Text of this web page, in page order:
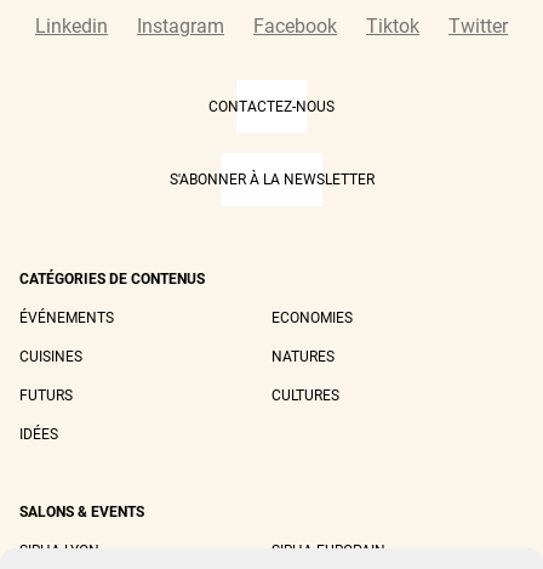
Linkedin
Instagram Facebook Tiktok Twitter
CONTACTEZ-NOUS
S'ABONNER À LA NEWSLETTER
CATÉGORIES DE CONTENUS
ÉVÉNEMENTS ECONOMIES
CUISINES NATURES
FUTURS CULTURES
IDÉES
SALONS & EVENTS
SIRHA LYON SIRHA EUROPAIN